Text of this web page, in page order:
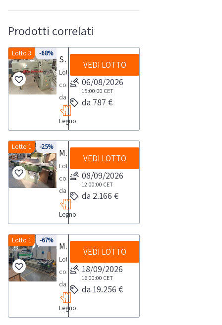
Prodotti correlati
-68%
Lotto 3
Scanalatrice Copy TRS
Lotto
composto
da
Scanalatrice
Copy
PER
RITIRO:-
tempistica
massima
prevista
per
svolgimento
delle
attività
di
ritiro
dal
giorno
concordato:
Legno
VEDI LOTTO
06/08/2026
15:00:00 CET
da 787 €
-25%
Lotto 1
Macchinari per falegnameria
Lotto
composto
da
macchinari
ed
falegnameria.La
vendita
comprende
ad
esempio:-
Pialla
Legno
VEDI LOTTO
08/09/2026
12:00:00 CET
da 2.166 €
-67%
Lotto 1
Macchinari ed attrezzature per la lavorazione del legno
Lotto
composto
da:-
centro
di
Legno
VEDI LOTTO
18/09/2026
16:00:00 CET
da 19.256 €